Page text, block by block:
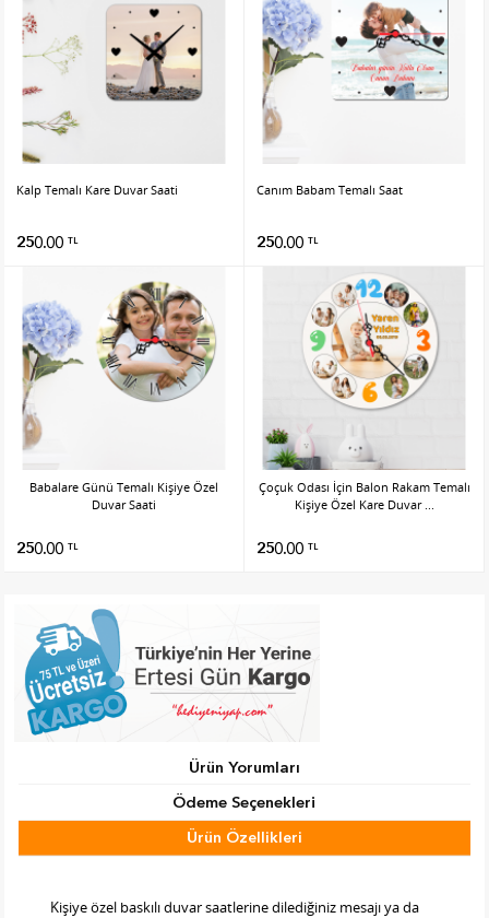
Kalp Temalı Kare Duvar Saati
250.00 TL
Canım Babam Temalı Saat
250.00 TL
Babalare Günü Temalı Kişiye Özel
Duvar Saati
250.00 TL
Çoçuk Odası İçin Balon Rakam Temalı
Kişiye Özel Kare Duvar ...
250.00 TL
Ürün Özellikleri
Ürün Yorumları
Ödeme Seçenekleri
Tab Başlık 2
Kişiye özel baskılı duvar saatlerine dilediğiniz mesajı ya da